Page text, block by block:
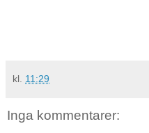
kl. 11:29
Inga kommentarer: